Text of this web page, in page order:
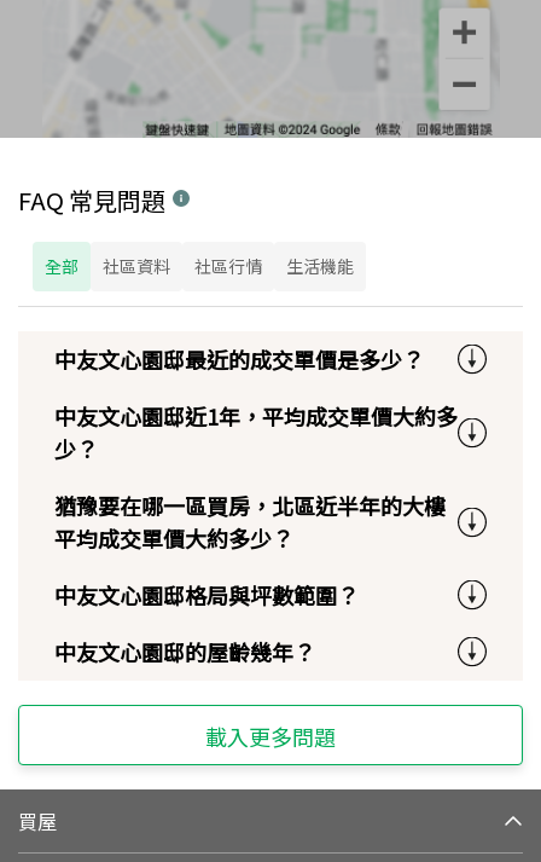
FAQ 常見問題
全部 社區資料 社區行情 生活機能
中友文心園邸最近的成交單價是多少？
中友文心園邸近1年，平均成交單價大約多
少？
猶豫要在哪一區買房，北區近半年的大樓
平均成交單價大約多少？
中友文心園邸格局與坪數範圍？
中友文心園邸的屋齡幾年？
載入更多問題
買屋